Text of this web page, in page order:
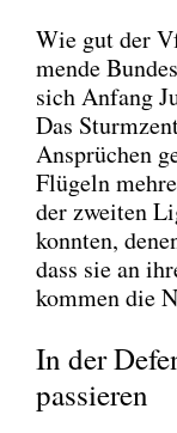
Wie gut der
men­de
sich Anfang
Das
Ansprü­chen
Flü­geln
der zwei­ten
konn­ten,
dass sie an
kom­men die
In der
passieren